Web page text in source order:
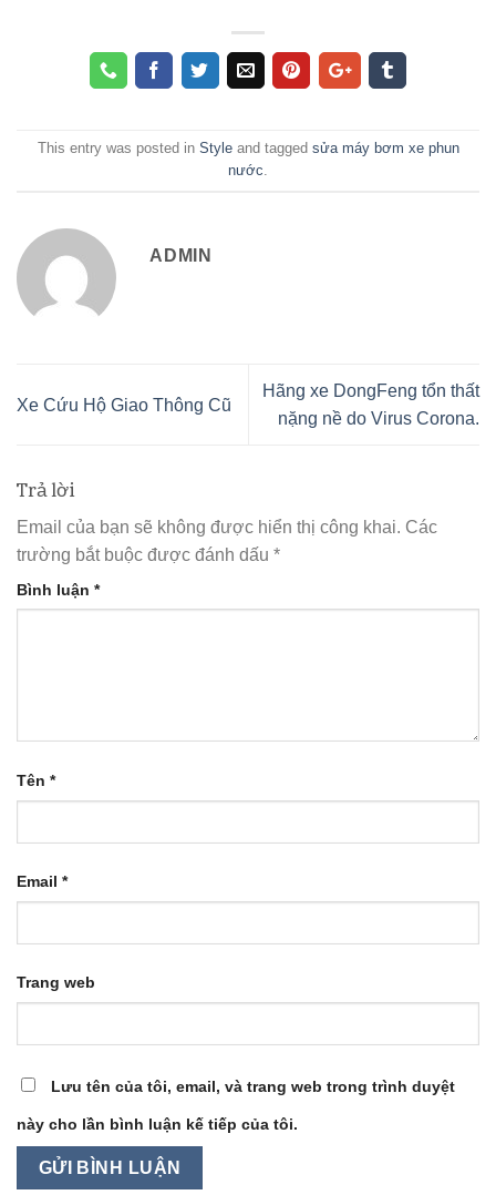
This entry was posted in Styleand tagged sửa máy bơm xe phun
nước.
ADMIN
Xe Cứu Hộ Giao Thông Cũ
Hãng xe DongFeng tổn thất
nặng nề do Virus Corona.
Trả lời
Email của bạn sẽ không được hiển thị công khai. Các
trường bắt buộc được đánh dấu *
Bình luận *
Tên *
Email *
Trang web
Lưu tên của tôi, email, và trang web trong trình duyệt
này cho lần bình luận kế tiếp của tôi.